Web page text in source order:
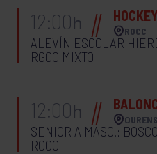
12:00h HOCKEY
RGCC
ALEVÍN ESCOLAR
RGCC MIXTO
12:00h
SENIOR A MASC.:
RGCC